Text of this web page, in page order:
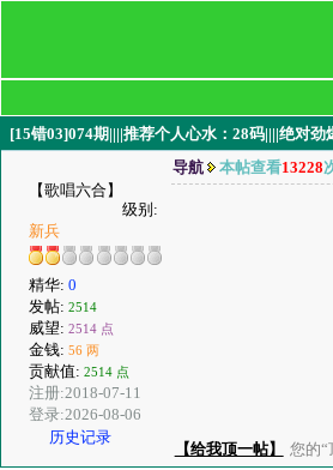
[15错03]074期||||推荐个人心水：28码||||绝对劲
【歌唱六合】
级别:
新兵
精华: 0
发帖: 2514
威望: 2514 点
金钱: 56 两
贡献值: 2514 点
注册:2018-07-11
登录:2026-08-06
历史记录
导航 本帖查看13228
【给我顶一帖】 您的“